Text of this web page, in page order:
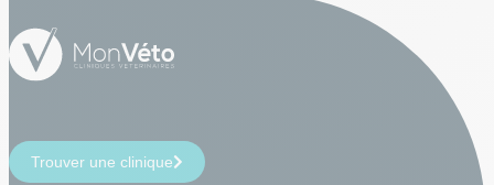
Trouver une clinique